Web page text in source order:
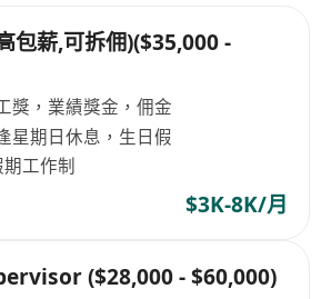
包薪,可拆佣)($35,000 -
獎，業績獎金，佣金
星期日休息，生日假
工作制
$3K-8K/月
($28,000 - $60,000)